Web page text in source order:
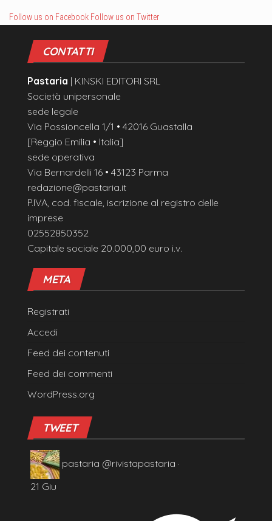
Follow us on Facebook Follow us on Twitter
CONTATTI
Pastaria | KINSKI EDITORI SRL
Società unipersonale
sede legale
Via Possioncella 1/1 • 42016 Guastalla
[Reggio Emilia • Italia]
sede operativa
Via Bernardelli 16 • 43123 Parma
redazione@pastaria.it
P.IVA, cod. fiscale, iscrizione al registro delle
imprese
02552850352
Capitale sociale 20.000,00 euro i.v.
META
Registrati
Accedi
Feed dei contenuti
Feed dei commenti
WordPress.org
TWEET
pastaria @rivistapastaria ·
21 Giu